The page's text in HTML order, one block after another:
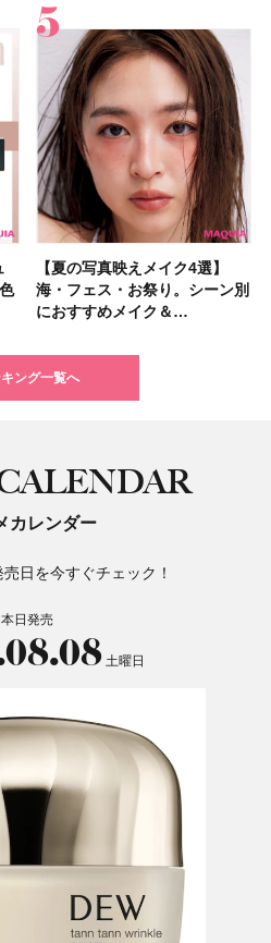
【夏の写真映えメイク4選】
海・フェス・お祭り。シーン別
におすすめメイク＆…
【2026夏】「洗顔料」ランキ
ングTOP5！＜マキアビューテ
ィーズが投票…
【夏の写真映えメイク4選】
海・フェス・お祭り。シーン別
におすすめメイク＆…
【石井美保さん・50歳のボディ
ケア愛用品16選】首・手・バス
トのパーツケ…
【石井美保さんのおすすめお菓
子＆お茶10選】手土産にもぴっ
たり
【2026年夏】透明感カラーの
髪色おすすめ20選！ ブリーチ
あり・なし別…
【読者プレゼント】羽の見えな
いハンディファン
「baramood」を3名様…
先行販売でゲット🧡LUNASOL
アイカラーレーションN 23
Rosy…
ング一覧へ
カレンダー
日を今すぐチェック！
本日発売
土曜日